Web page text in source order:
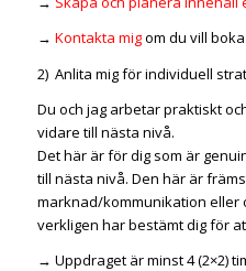
→ Kontakta migom du vill
2) Anlita mig för individuell
Du och jag arbetar praktiskt
vidare till nästa nivå.
Det här är för dig som är
till nästa nivå. Den här är
marknad/kommunikation eller
verkligen har bestämt dig för
→ Uppdraget är minst 4 (2×2)